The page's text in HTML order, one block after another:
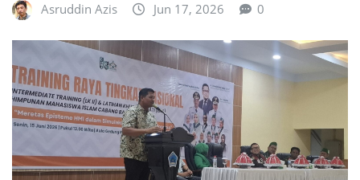
Asruddin Azis Jun 17, 2026 0